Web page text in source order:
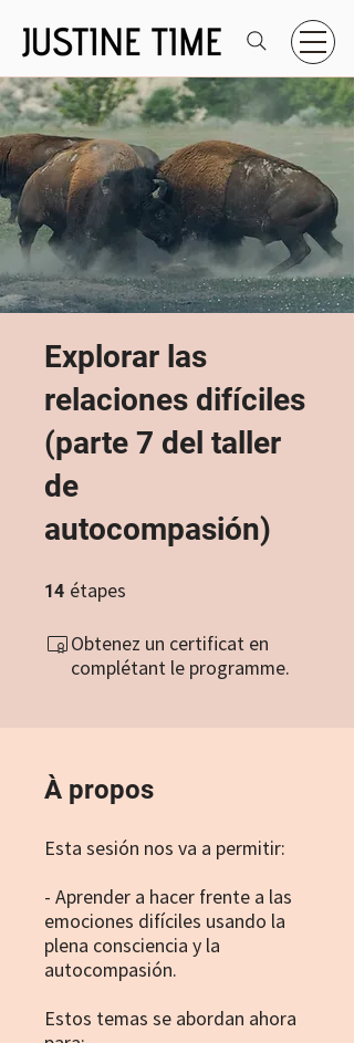
Explorar las
relaciones difíciles
(parte 7 del taller
de
autocompasión)
14 étapes
Obtenez un certificat en
complétant le programme.
À propos
Esta sesión nos va a permitir:
- Aprender a hacer frente a las
emociones difíciles usando la
plena consciencia y la
autocompasión.
Estos temas se abordan ahora